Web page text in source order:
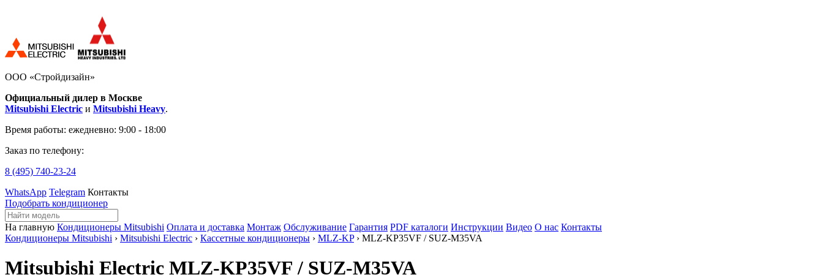
ООО «Стройдизайн»
Официальный дилер в Москве
Mitsubishi Electric и Mitsubishi Heavy.
Время работы: ежедневно: 9:00 - 18:00
Заказ по телефону:
8 (495) 740-23-24
WhatsApp Telegram Контакты
Подобрать кондиционер
На главную Кондиционеры Mitsubishi Оплата и доставка Монтаж Обслуживание Гарантия PDF каталоги Инструкции Видео О нас Контакты
Кондиционеры Mitsubishi › Mitsubishi Electric › Кассетные кондиционеры › MLZ-KP› MLZ-KP35VF / SUZ-M35VA
Mitsubishi Electric MLZ-KP35VF / SUZ-M35VA